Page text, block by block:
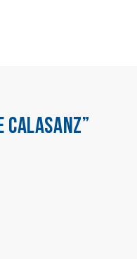
CALASANZ”